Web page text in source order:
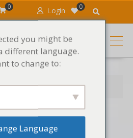
Login 0
0
DJing Scratch DJ
you might be
different language.
to change to:
Language